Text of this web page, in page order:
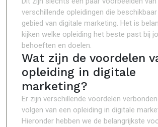
verschillende opleidingen die
gebied van digitale marketing. Het is
kijken welke opleiding het beste past bij
behoeften en doelen.
Wat zijn de voordelen
opleiding in digitale
marketing?
Er zijn verschillende voordelen
volgen van een opleiding in digitale
Hieronder hebben we de belangrijkste